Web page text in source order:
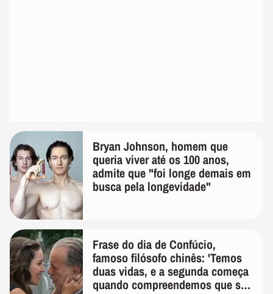
Bryan Johnson, homem que
queria viver até os 100 anos,
admite que "foi longe demais em
busca pela longevidade"
Frase do dia de Confúcio,
famoso filósofo chinês: 'Temos
duas vidas, e a segunda começa
quando compreendemos que só